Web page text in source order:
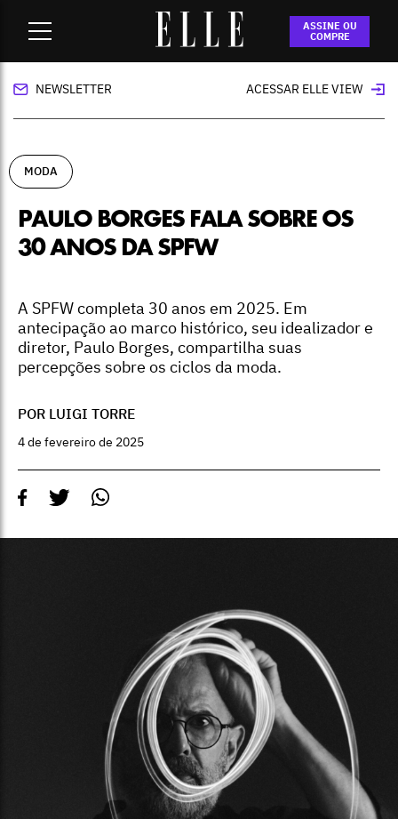
ASSINE OU
COMPRE
Paulo Borges fala sobre os 30 anos da SPFW
NEWSLETTER ACESSAR ELLE VIEW
MODA
PAULO BORGES FALA SOBRE OS
30 ANOS DA SPFW
A SPFW completa 30 anos em 2025. Em
antecipação ao marco histórico, seu idealizador e
diretor, Paulo Borges, compartilha suas
percepções sobre os ciclos da moda.
POR LUIGI TORRE
4 de fevereiro de 2025